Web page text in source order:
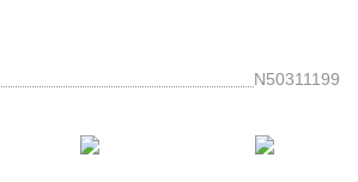
N50311199